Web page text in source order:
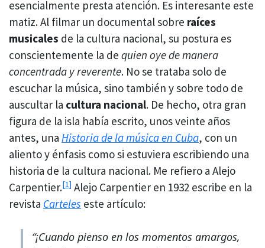
esencialmente presta atención. Es interesante este
matiz. Al filmar un documental sobre raíces
musicales de la cultura nacional, su postura es
conscientemente la de quien oye de manera
concentrada y reverente. No se trataba solo de
escuchar la música, sino también y sobre todo de
auscultar la cultura nacional. De hecho, otra gran
figura de la isla había escrito, unos veinte años
antes, una Historia de la música en Cuba, con un
aliento y énfasis como si estuviera escribiendo una
historia de la cultura nacional. Me refiero a Alejo
Carpentier.[1] Alejo Carpentier en 1932 escribe en la
revista Carteles este artículo:
“¡Cuando pienso en los momentos amargos,